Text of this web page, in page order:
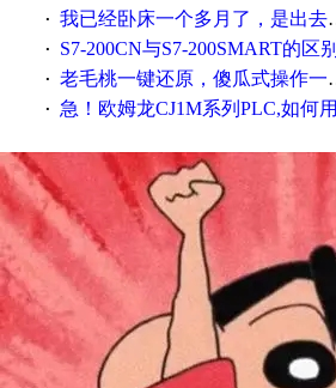
· 我已经卧床一个多月了，是出去安装机械手在高速遭遇车祸所致:大家工作都要特别注意啊
· S7-200CN与S7-200SMART的区别
· 老毛桃一键还原，傻瓜式操作一键轻松备份还原；程序为向导式安装，一键即可实现自动备份或还原系统。
· 急！欧姆龙CJ1M系列PLC,如何用时间控制变频器。要求时间在组态王中可以自由输入！拜托各位大神了！